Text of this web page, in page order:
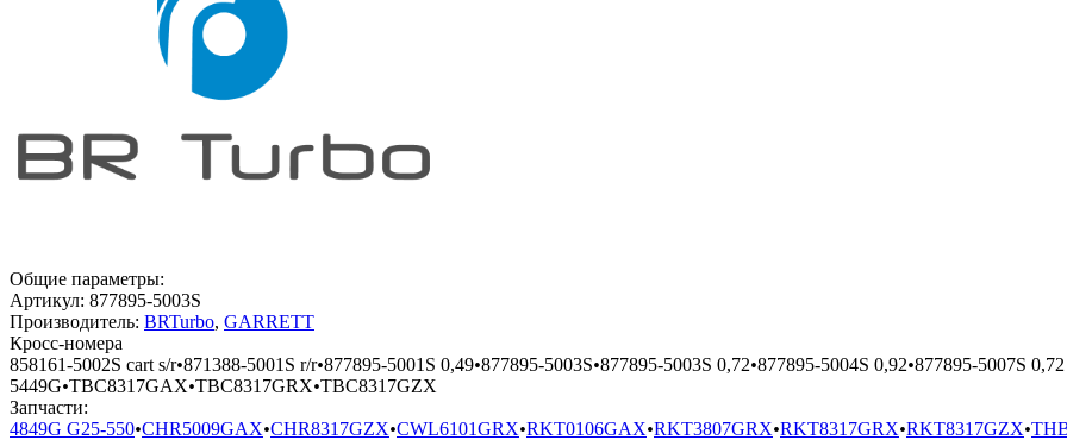
Общие параметры:
Артикул: 877895-5003S
Производитель: BRTurbo, GARRETT
Кросс-номера
858161-5002S cart s/r•871388-5001S r/r•877895-5001S 0,49•877895-5003S•877895-5003S 0,72•877895-5004S 0,92•877895-5007S
5449G•TBC8317GAX•TBC8317GRX•TBC8317GZX
Запчасти:
4849G G25-550•CHR5009GAX•CHR8317GZX•CWL6101GRX•RKT0106GAX•RKT3807GRX•RKT8317GRX•RKT8317GZX•